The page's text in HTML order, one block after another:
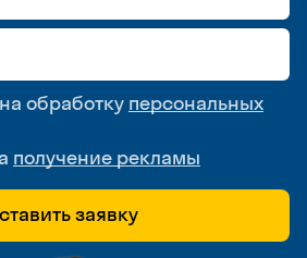
обработку персональных
получение рекламы
заявку